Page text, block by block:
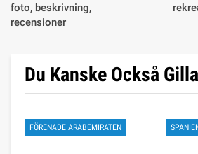
foto, beskrivning,
recensioner
Du Kanske Också
FÖRENADE ARABEMIRATEN